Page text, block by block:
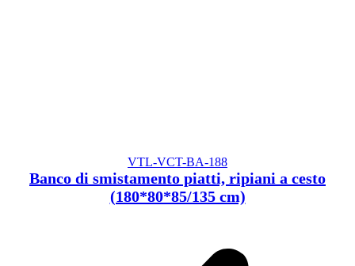
VTL-VCT-BA-188
Banco di smistamento piatti, ripiani a cesto
(180*80*85/135 cm)